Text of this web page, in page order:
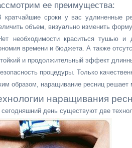
ее преимущества:
кратчайшие сроки у вас удлиненные
объем, визуально изменить
необходимости краситься тушью и
времени и бюджета. А также
и продолжительный эффект
процедуры. Только
образом, наращивание ресниц решает
наращивания
сегодняшний день существуют две